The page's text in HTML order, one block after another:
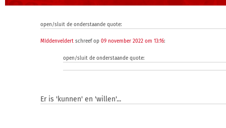
open/sluit de onderstaande quote:
MIddenveldert schreef op 09 november 2022 om 13:16:
open/sluit de onderstaande quote:
Er is 'kunnen' en 'willen'...